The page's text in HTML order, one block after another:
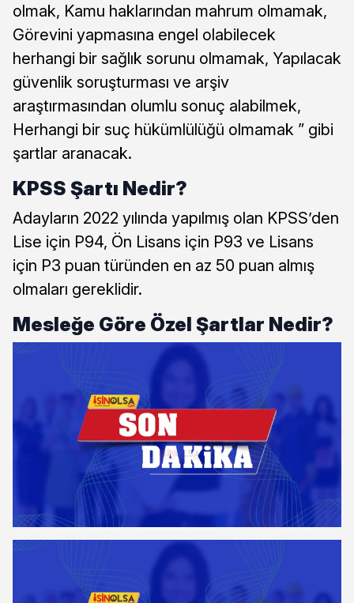
olmak, Kamu haklarından mahrum olmamak,
Görevini yapmasına engel olabilecek
herhangi bir sağlık sorunu olmamak, Yapılacak
güvenlik soruşturması ve arşiv
araştırmasından olumlu sonuç alabilmek,
Herhangi bir suç hükümlülüğü olmamak ” gibi
şartlar aranacak.
KPSS Şartı Nedir?
Adayların 2022 yılında yapılmış olan KPSS’den
Lise için P94, Ön Lisans için P93 ve Lisans
için P3 puan türünden en az 50 puan almış
olmaları gereklidir.
Mesleğe Göre Özel Şartlar Nedir?